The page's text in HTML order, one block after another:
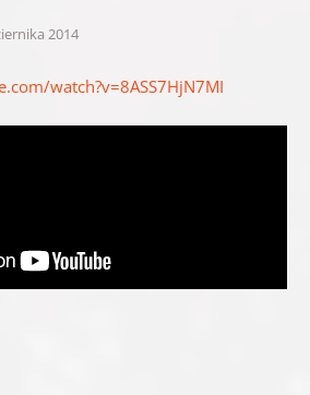
2014
watch?v=8ASS7HjN7MI